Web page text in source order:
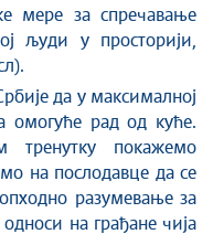
мере за спречавање
људи у просторији,
да у максималној
омогуће рад од куће.
покажемо
на послодавце да се
разумевање за
на грађане чија